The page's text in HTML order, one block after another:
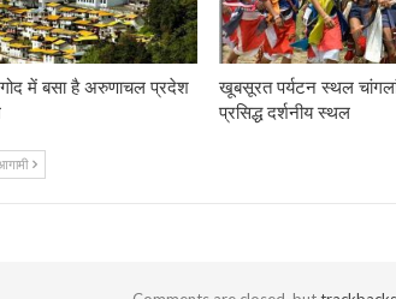
में बसा है अरुणाचल प्रदेश
खूबसूरत पर्यटन स्थल
प्रसिद्ध दर्शनीय स्थल